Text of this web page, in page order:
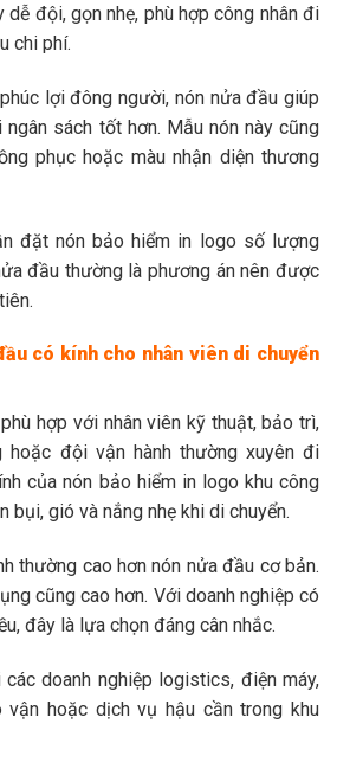
dễ đội, gọn nhẹ, phù hợp công nhân đi
chi phí.
lợi đông người, nón nửa đầu giúp
ngân sách tốt hơn. Mẫu nón này cũng
phục hoặc màu nhận diện thương
đặt nón bảo hiểm in logo số lượng
đầu thường là phương án nên được
có kính cho nhân viên di chuyển
hợp với nhân viên kỹ thuật, bảo trì,
hoặc đội vận hành thường xuyên đi
của nón bảo hiểm in logo khu công
bụi, gió và nắng nhẹ khi di chuyển.
thường cao hơn nón nửa đầu cơ bản.
cũng cao hơn. Với doanh nghiệp có
đây là lựa chọn đáng cân nhắc.
doanh nghiệp logistics, điện máy,
vận hoặc dịch vụ hậu cần trong khu